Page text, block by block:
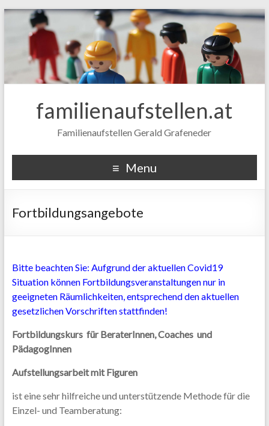
familienaufstellen.at
Familienaufstellen Gerald Grafeneder
Menu
Fortbildungsangebote
Bitte beachten Sie: Aufgrund der aktuellen Covid19
Situation können Fortbildungsveranstaltungen nur in
geeigneten Räumlichkeiten, entsprechend den aktuellen
gesetzlichen Vorschriften stattfinden!
Fortbildungskurs für BeraterInnen, Coaches und
PädagogInnen
Aufstellungsarbeit mit Figuren
ist eine sehr hilfreiche und unterstützende Methode für die
Einzel- und Teamberatung: